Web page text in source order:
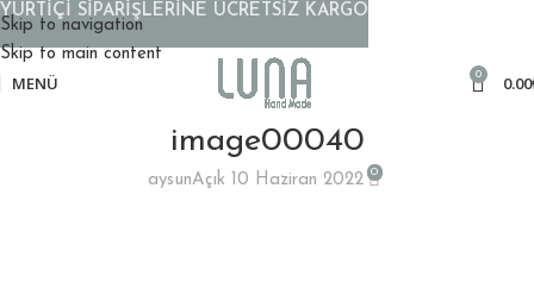
Skip to navigation
Skip to main content
MENÜ 0 0.00
image00040
aysunAçık 10 Haziran 2022 0
YURTİÇİ SİPARİŞLERİNE ÜCRETSİZ KARGO